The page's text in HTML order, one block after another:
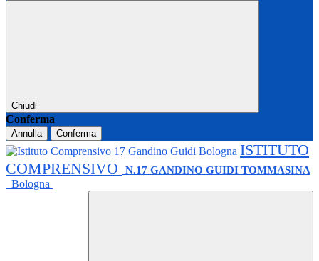
Chiudi
Conferma
Annulla Conferma
ISTITUTO
COMPRENSIVO
N.17 GANDINO GUIDI TOMMASINA
Bologna